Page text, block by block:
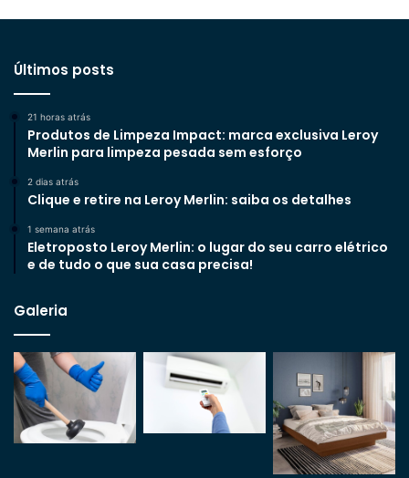
Últimos posts
21 horas atrás
Produtos de Limpeza Impact: marca exclusiva Leroy
Merlin para limpeza pesada sem esforço
2 dias atrás
Clique e retire na Leroy Merlin: saiba os detalhes
1 semana atrás
Eletroposto Leroy Merlin: o lugar do seu carro elétrico
e de tudo o que sua casa precisa!
Galeria